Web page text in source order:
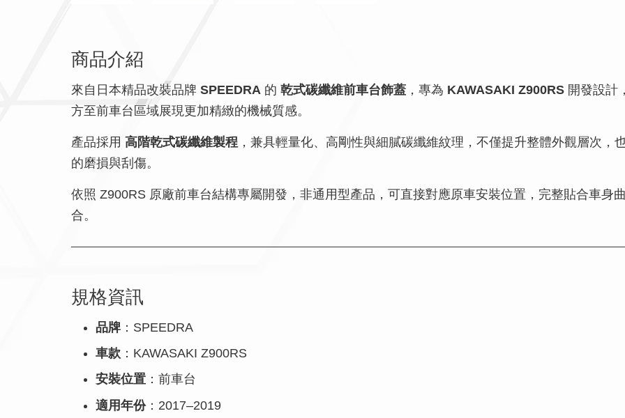
商品介紹
來自日本精品改裝品牌 SPEEDRA 的 乾式碳纖維前車台飾蓋 ，專為 KAWASAKI Z900RS 開發設計
方至前車台區域展現更加精緻的機械質感。
產品採用 高階乾式碳纖維製程 ，兼具輕量化、高剛性與細膩碳纖維紋理，不僅提升整體外觀層次
的磨損與刮傷。
依照 Z900RS 原廠前車台結構專屬開發，非通用型產品，可直接對應原車安裝位置，完整貼合車身
合。
規格資訊
品牌 ：SPEEDRA
車款 ：KAWASAKI Z900RS
安裝位置 ：前車台
適用年份：2017–2019